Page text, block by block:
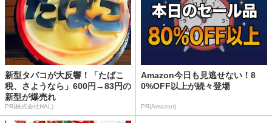
新型タバコが大反響！「たばこ
税、さようなら」600円→83円の
新型が爆売れ
PR(株式会社HAL)
Amazon今日も見逃せない！8
0%OFF以上が続々登場
PR(Amazon)